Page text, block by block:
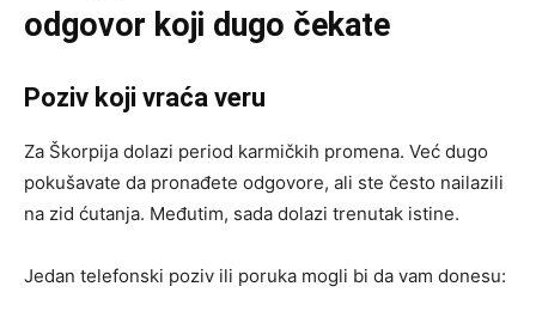
odgovor koji dugo čekate
Poziv koji vraća veru
Za Škorpija dolazi period karmičkih promena. Već dugo
pokušavate da pronađete odgovore, ali ste često nailazili
na zid ćutanja. Međutim, sada dolazi trenutak istine.
Jedan telefonski poziv ili poruka mogli bi da vam donesu: